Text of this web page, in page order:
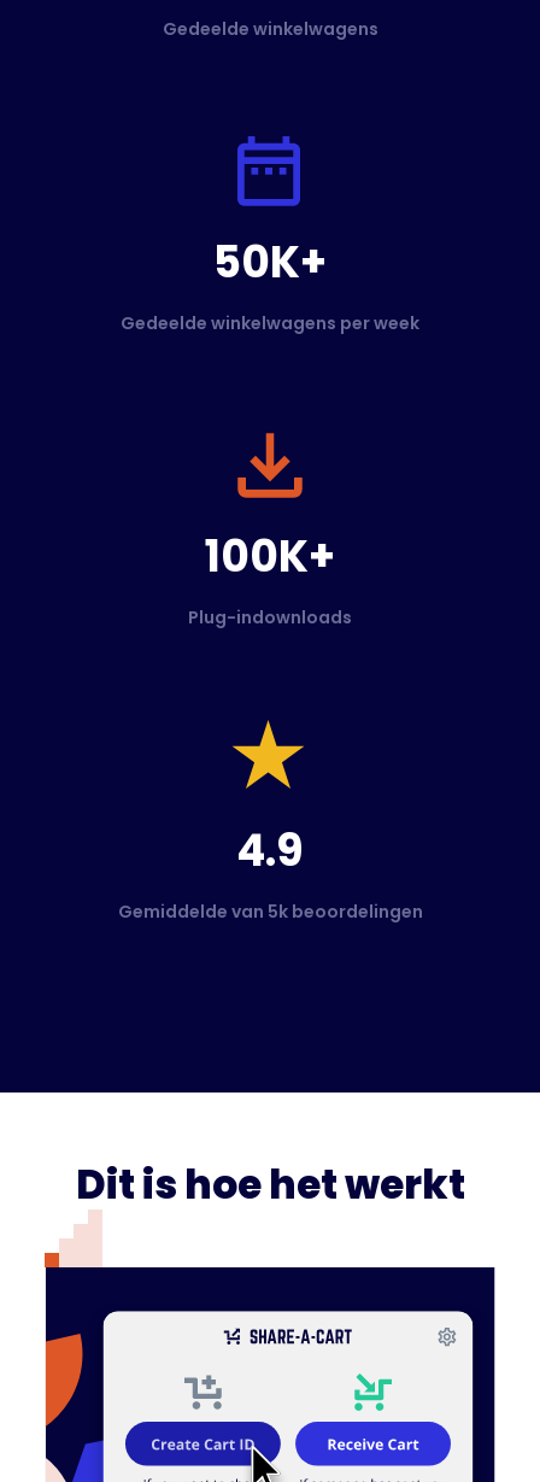
Gedeelde winkelwagens
50K+
Gedeelde winkelwagens per week
100K+
Plug-indownloads
4.9
Gemiddelde van 5k beoordelingen
Dit is hoe het werkt